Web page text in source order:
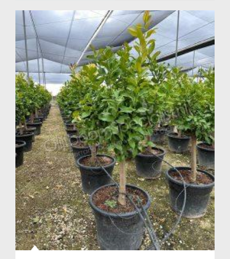
en u heeft uw citrusboom met of zonder bijpassende
plantenbak en benodigde grondstoffen veilig en snel in
huis! Uw bestelling kan de volgende werkdag worden
uitgeleverd indien u op werkdagen voor 14.00 uur bestelt.
Het is ook mogelijk de door u gewenste bezorgdag aan te
geven.
Veelgestelde vragen
Is een citrusboom een groenblijvende boom?
Ja, citrusbomen behouden hun blad in de winter. Ook onrijpe
vruchten blijven aan de boom hangen en kunnen in het
volgende jaar verder rijpen.
Wat is de beste standplaats voor een citrusboom?
Een citrusboom kan het beste op een zonnige plek worden
gezet. Hoe meer direct zonlicht de boom krijgt, des te groter
de kans is dat de vruchten rijpen.
Kan een citrusboom in de volle grond worden geplant?
Nee, een citrusboom kan geen vorst verdragen en kan
daarom niet in de volle grond worden geplant.